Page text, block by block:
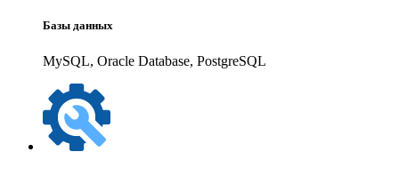
Базы данных
MySQL, Oracle Database, PostgreSQL